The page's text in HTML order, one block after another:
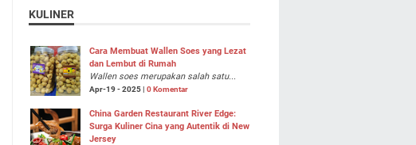
KULINER
Cara Membuat Wallen Soes yang Lezat
dan Lembut di Rumah
Wallen soes merupakan salah satu...
Apr-19 - 2025 | 0 Komentar
China Garden Restaurant River Edge:
Surga Kuliner Cina yang Autentik di New
Jersey